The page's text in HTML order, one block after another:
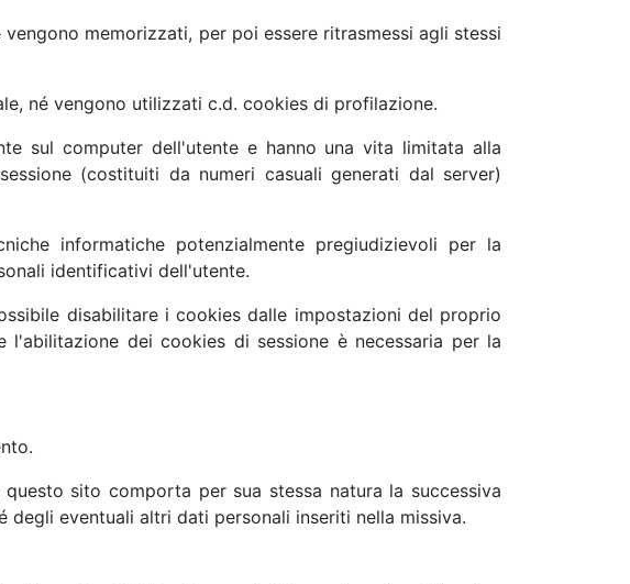
memorizzati, per poi essere ritrasmessi agli stessi
né vengono utilizzati c.d. cookies di profilazione.
sul computer dell'utente e hanno una vita limitata alla
(costituiti da numeri casuali generati dal server)
informatiche potenzialmente pregiudizievoli per la
identificativi dell'utente.
disabilitare i cookies dalle impostazioni del proprio
dei cookies di sessione è necessaria per la
sito comporta per sua stessa natura la successiva
eventuali altri dati personali inseriti nella missiva.